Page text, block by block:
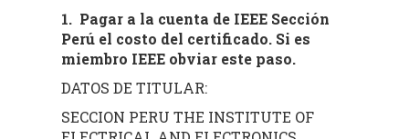
1. Pagar a la cuenta de IEEE Sección
Perú el costo del certificado. Si es
miembro IEEE obviar este paso.
DATOS DE TITULAR:
SECCION PERU THE INSTITUTE OF